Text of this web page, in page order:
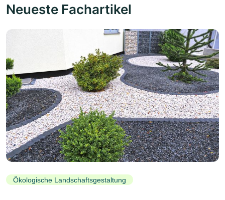
Neueste Fachartikel
Ökologische Landschaftsgestaltung